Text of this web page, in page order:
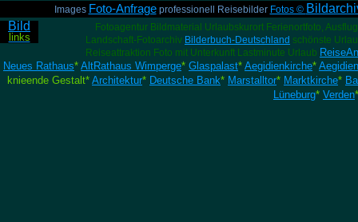
Images Foto-Anfrageprofessionell Reisebilder Fotos ©
Bild
links
Fotoagentur Bildmaterial Urlaubskurort Ferienortfoto,
Landschaft-Fotoarchiv Bilderbuch-Deutschland schönste
Reiseattraktion Foto mit Unterkunft Lastminute Urlaub
Neues Rathaus* AltRathaus Wimperge* Glaspalast* Aegidienkirche*
knieende Gestalt* Architektur* Deutsche Bank* Marstalltor* Marktkirche*
Lüneburg* Verden